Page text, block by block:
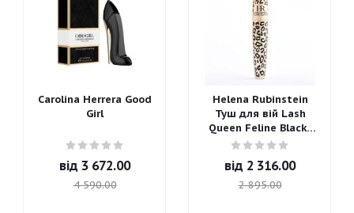
Carolina Herrera Good
Girl
від 3 672.00
4 590.00
Helena Rubinstein
Туш для вій Lash
Queen Feline Blacks
Mascara
від 2 316.00
2 895.00